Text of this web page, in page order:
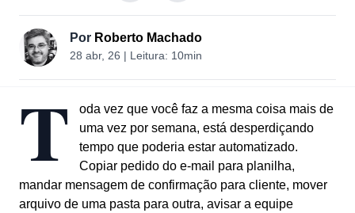
Por Roberto Machado
28 abr, 26 | Leitura: 10min
T
oda vez que você faz a mesma coisa mais de
uma vez por semana, está desperdiçando
tempo que poderia estar automatizado.
Copiar pedido do e-mail para planilha,
mandar mensagem de confirmação para cliente, mover
arquivo de uma pasta para outra, avisar a equipe